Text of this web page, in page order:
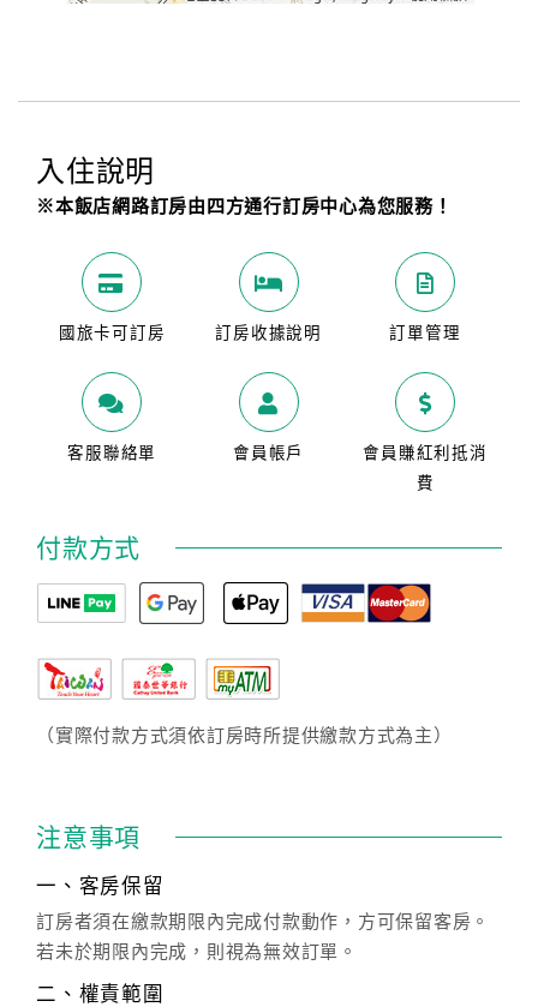
入住說明
※本飯店網路訂房由四方通行訂房中心為您服務！
國旅卡可訂房 訂房收據說明 訂單管理
客服聯絡單 會員帳戶
會員賺紅利抵消
費
付款方式
（實際付款方式須依訂房時所提供繳款方式為主）
注意事項
一、客房保留
訂房者須在繳款期限內完成付款動作，方可保留客房。
若未於期限內完成，則視為無效訂單。
二、權責範圍